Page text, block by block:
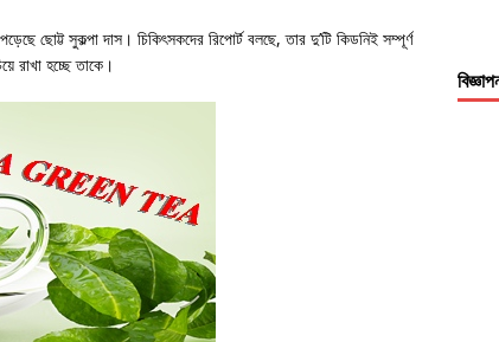
ছোট্ট সুকল্পা দাস। চিকিৎসকদের রিপোর্ট বলছে, তার দু’টি কিডনিই সম্পূর্ণ
রাখা হচ্ছে তাকে।